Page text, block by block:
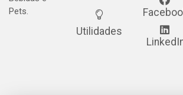
Pets.
Utilidades